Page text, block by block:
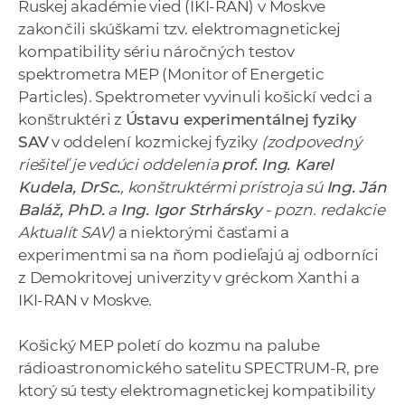
c
n
í
k
c
h
A
V
Ruskej akadémie vied (IKI-RAN) v Moskve
zakončili skúškami tzv. elektromagnetickej
kompatibility sériu náročných testov
spektrometra MEP (Monitor of Energetic
Particles). Spektrometer vyvinuli košickí vedci a
konštruktéri z Ústavu experimentálnej fyziky
SAVv oddelení kozmickej fyziky (zodpovedný
riešiteľ je vedúci oddelenia prof. Ing. Karel
Kudela, DrSc., konštruktérmi prístroja sú Ing. Ján
Baláž, PhD.a Ing. Igor Strhársky- pozn. redakcie
Aktualít SAV) a niektorými časťami a
experimentmi sa na ňom podieľajú aj odborníci
z Demokritovej univerzity v gréckom Xanthi a
IKI-RAN v Moskve.
Košický MEP poletí do kozmu na palube
rádioastronomického satelitu SPECTRUM-R, pre
ktorý sú testy elektromagnetickej kompatibility